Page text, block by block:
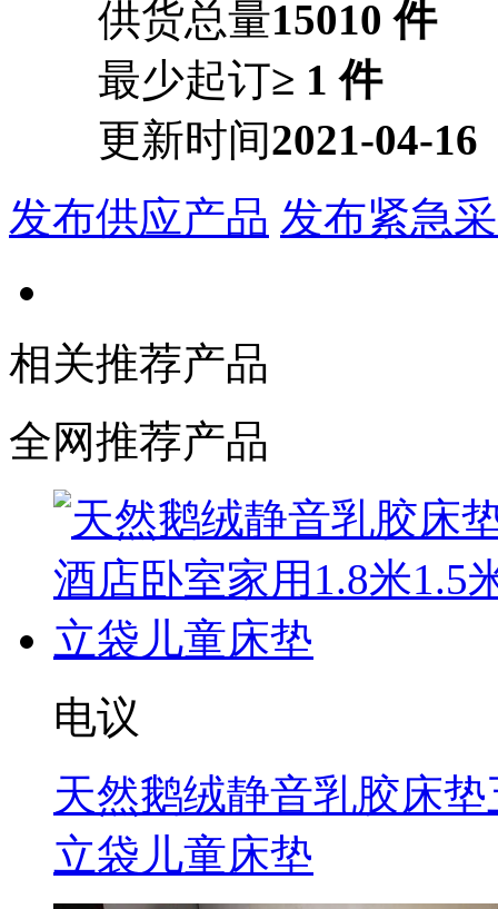
供货总量15010 件
最少起订≥ 1 件
更新时间2021-04-16
发布供应产品 发布紧急
相关推荐产品
全网推荐产品
电议
天然鹅绒静音乳胶床
立袋儿童床垫